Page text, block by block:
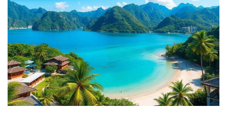
Зарегистрироваться
support@world-travel.uz